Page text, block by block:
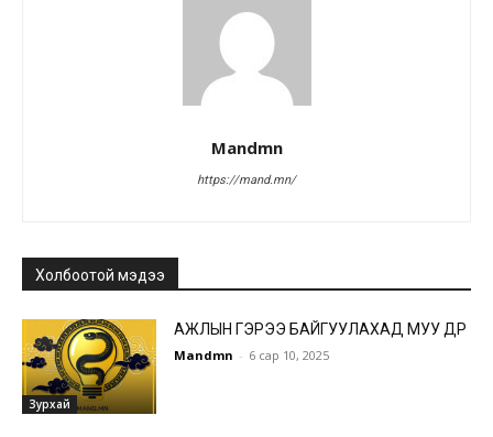
Mandmn
https://mand.mn/
Холбоотой мэдээ
Зурхай
АЖЛЫН ГЭРЭЭ БАЙГУУЛАХАД МУУ ӨДӨР
Mandmn - 6 сар 10, 2025